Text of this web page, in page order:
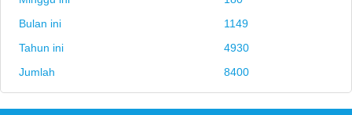
Bulan ini
1149
Tahun ini
4930
Jumlah
8400